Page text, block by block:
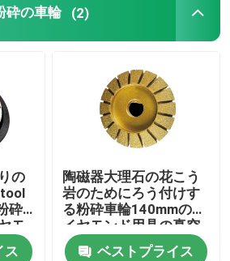
砕の車輪 (2)
の
砕
モ
ス
陶磁器大理石の花こう
岩のためにろう付けす
る粉砕車輪140mmのダ
イヤモンド用具の真空
ベストプライス